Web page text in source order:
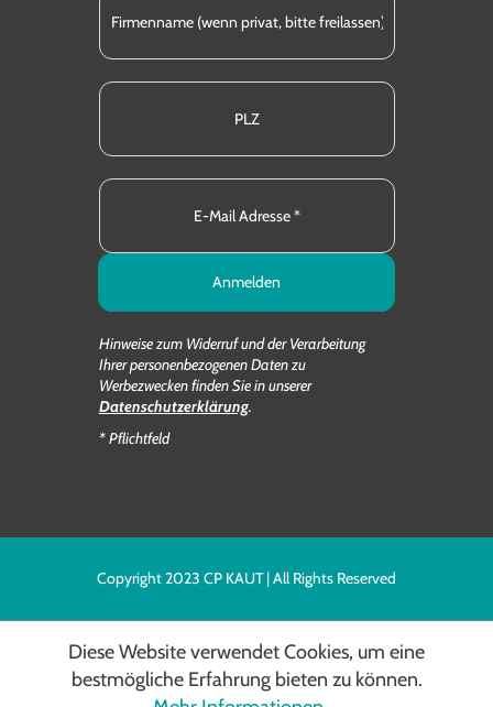
Anmelden
Hinweise zum Widerruf und der Verarbeitung
Ihrer personenbezogenen Daten zu
Werbezwecken finden Sie in unserer
Datenschutzerklärung.
* Pflichtfeld
Copyright 2023 CP KAUT | All Rights Reserved
Diese Website verwendet Cookies, um eine
bestmögliche Erfahrung bieten zu können.